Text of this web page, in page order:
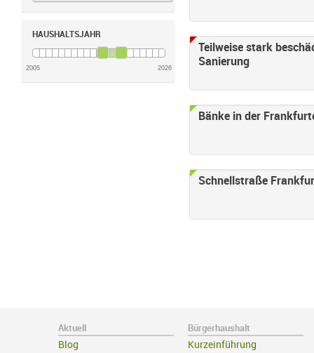
HAUSHALTSJAHR
2005 2026
Teilweise stark
Sanierung
Bänke in der
Schnellstraße
Aktuell
Blog
Bürgerhaushalt
Kurzeinführung